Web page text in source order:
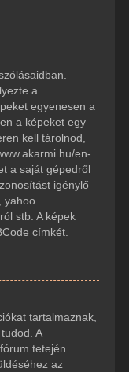
a
egyenesen a
a képeket egy
kell tárolnod,
en-
a saját gépedről
igénylő
yahoo
stb. A képek
címkét.
tartalmaznak,
A
tetején
az